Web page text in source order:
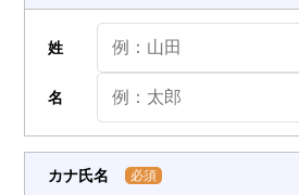
姓
名
カナ氏名 必須